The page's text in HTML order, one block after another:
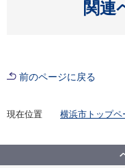
関連
前のページに戻る
現在位置 横浜市トップペ